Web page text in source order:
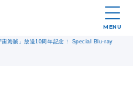
MENU
宙海賊」放送10周年記念！ Special Blu-ray